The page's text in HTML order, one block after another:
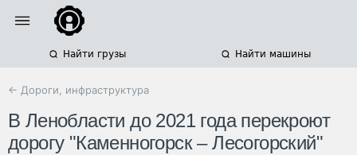
Найти грузы Найти машины
← Дороги, инфраструктура
В Ленобласти до 2021 года перекроют
дорогу "Каменногорск – Лесогорский"